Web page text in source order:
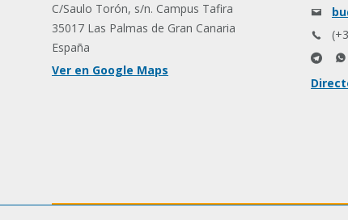
C/Saulo Torón, s/n. Campus Tafira
35017 Las Palmas de Gran Canaria
España
Ver en Google Maps